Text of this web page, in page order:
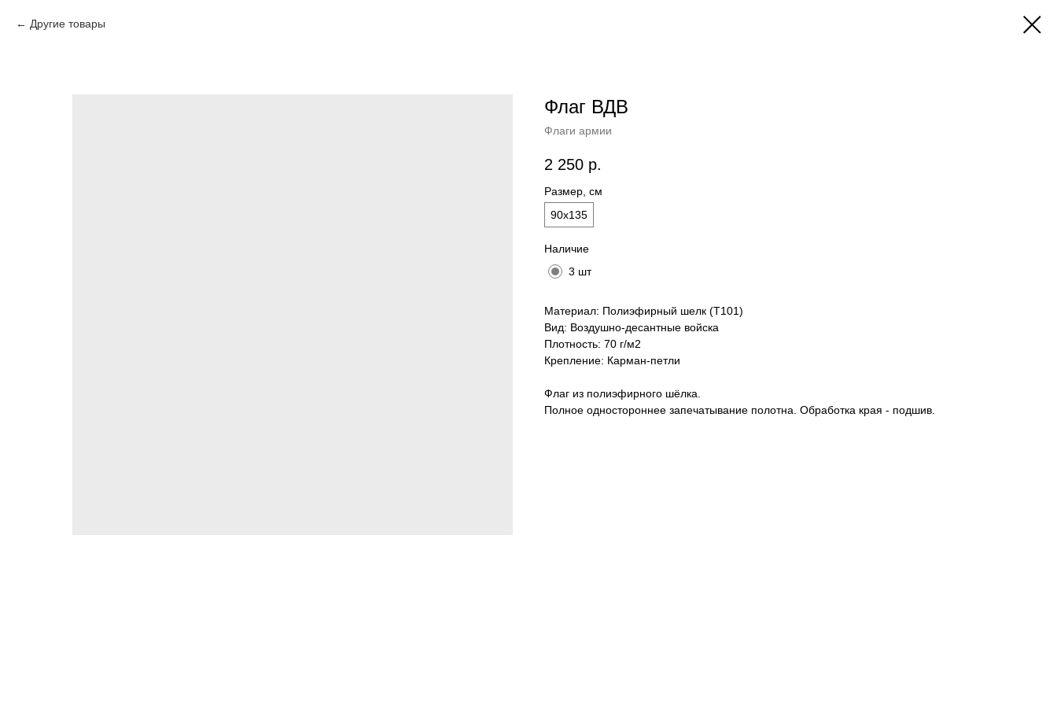
Другие товары
Флаг ВДВ
Флаги армии
2 250 р.
Размер, см
90x135
Наличие
3 шт
Материал: Полиэфирный шелк (Т101)
Вид: Воздушно-десантные войска
Плотность: 70 г/м2
Крепление: Карман-петли
Флаг из полиэфирного шёлка.
Полное одностороннее запечатывание полотна. Обработка края - подшив.